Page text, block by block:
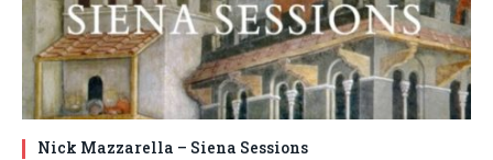
Nick Mazzarella – Siena Sessions